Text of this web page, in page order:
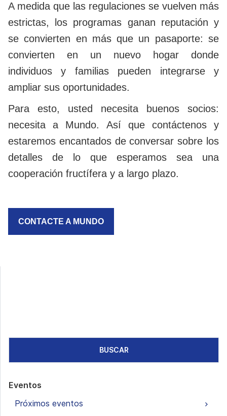
A medida que las regulaciones se vuelven más
estrictas, los programas ganan reputación y
se convierten en más que un pasaporte: se
convierten en un nuevo hogar donde
individuos y familias pueden integrarse y
ampliar sus oportunidades.
Para esto, usted necesita buenos socios:
necesita a Mundo. Así que contáctenos y
estaremos encantados de conversar sobre los
detalles de lo que esperamos sea una
cooperación fructífera y a largo plazo.
CONTACTE A MUNDO
BUSCAR
Eventos
Próximos eventos